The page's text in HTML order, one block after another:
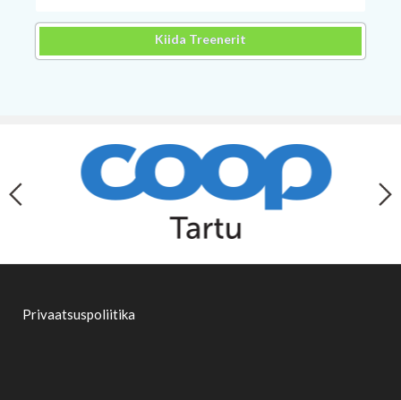
Kiida Treenerit
Privaatsuspoliitika